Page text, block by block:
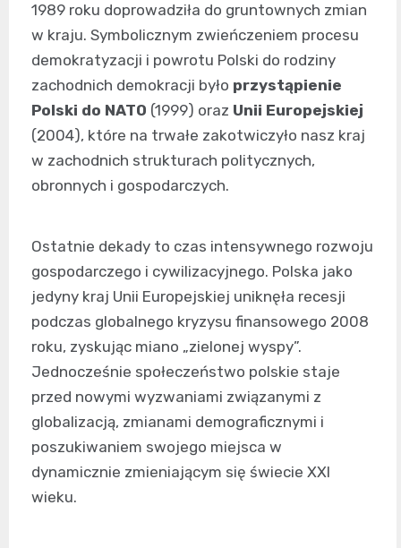
1989 roku doprowadziła do gruntownych zmian
w kraju. Symbolicznym zwieńczeniem procesu
demokratyzacji i powrotu Polski do rodziny
zachodnich demokracji było przystąpienie
Polski do NATO (1999) oraz Unii Europejskiej
(2004), które na trwałe zakotwiczyło nasz kraj
w zachodnich strukturach politycznych,
obronnych i gospodarczych.
Ostatnie dekady to czas intensywnego rozwoju
gospodarczego i cywilizacyjnego. Polska jako
jedyny kraj Unii Europejskiej uniknęła recesji
podczas globalnego kryzysu finansowego 2008
roku, zyskując miano „zielonej wyspy”.
Jednocześnie społeczeństwo polskie staje
przed nowymi wyzwaniami związanymi z
globalizacją, zmianami demograficznymi i
poszukiwaniem swojego miejsca w
dynamicznie zmieniającym się świecie XXI
wieku.